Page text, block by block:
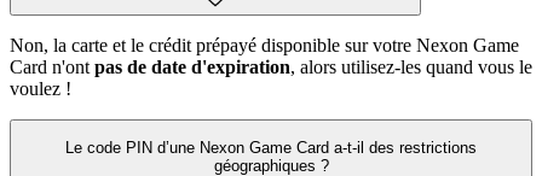
Non, la carte et le crédit prépayé disponible sur votre Nexon Game
Card n'ont pas de date d'expiration, alors utilisez-les quand vous le
voulez !
Le code PIN d’une Nexon Game Card a-t-il des restrictions
géographiques ?